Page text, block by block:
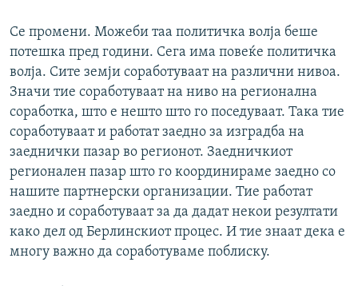
Се промени. Можеби таа политичка волја беше
потешка пред години. Сега има повеќе политичка
волја. Сите земји соработуваат на различни нивоа.
Значи тие соработуваат на ниво на регионална
соработка, што е нешто што го поседуваат. Така тие
соработуваат и работат заедно за изградба на
заеднички пазар во регионот. Заедничкиот
регионален пазар што го координираме заедно со
нашите партнерски организации. Тие работат
заедно и соработуваат за да дадат некои резултати
како дел од Берлинскиот процес. И тие знаат дека е
многу важно да соработуваме поблиску.